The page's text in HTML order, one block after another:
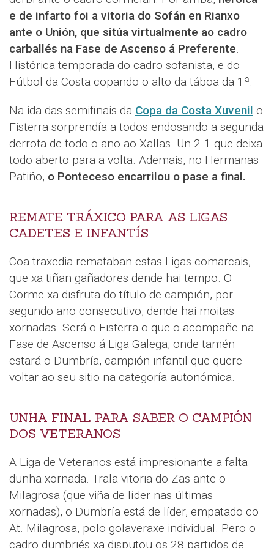
e de infarto foi a vitoria do Sofán en Rianxo
ante o Unión, que sitúa virtualmente ao cadro
carballés na Fase de Ascenso á Preferente
Histórica temporada do cadro sofanista, e do
Fútbol da Costa copando o alto da táboa da 1ª.
Na ida das semifinais da Copa da Costa Xuvenil o
Fisterra sorprendía a todos endosando a segunda
derrota de todo o ano ao Xallas. Un 2-1 que deixa
todo aberto para a volta. Ademais, no Hermanas
Patiño, o Ponteceso encarrilou o pase a final.
REMATE TRÁXICO PARA AS LIGAS
CADETES E INFANTÍS
Coa traxedia remataban estas Ligas comarcais,
que xa tiñan gañadores dende hai tempo. O
Corme xa disfruta do título de campión, por
segundo ano consecutivo, dende hai moitas
xornadas. Será o Fisterra o que o acompañe na
Fase de Ascenso á Liga Galega, onde tamén
estará o Dumbría, campión infantil que quere
voltar ao seu sitio na categoría autonómica.
UNHA FINAL PARA SABER O CAMPIÓN
DOS VETERANOS
A Liga de Veteranos está impresionante a falta
dunha xornada. Trala vitoria do Zas ante o
Milagrosa (que viña de líder nas últimas
xornadas), o Dumbría está de líder, empatado co
At. Milagrosa, polo golaveraxe individual. Pero o
cadro dumbriés xa disputou os 28 partidos de